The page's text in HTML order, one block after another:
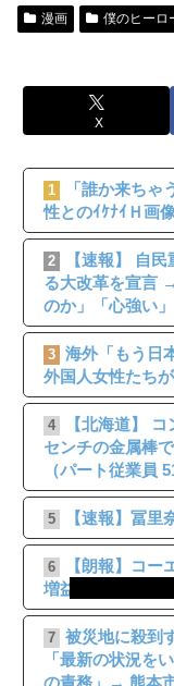
漫画 僕のヒーロ
X
1
「誰か来ち
性とのｲｹﾅｲＨ画
2
【速報】 自
る大改革を宣言
のか」「心強い
3 海外「もう日
外国人女性たち
4
【北海道】
センチの金属棒
（パート従業員
5 【速報】冨里
6
【朗報】コ
増益ｗｗｗ
7 被災地に殺到
「最新の状況を